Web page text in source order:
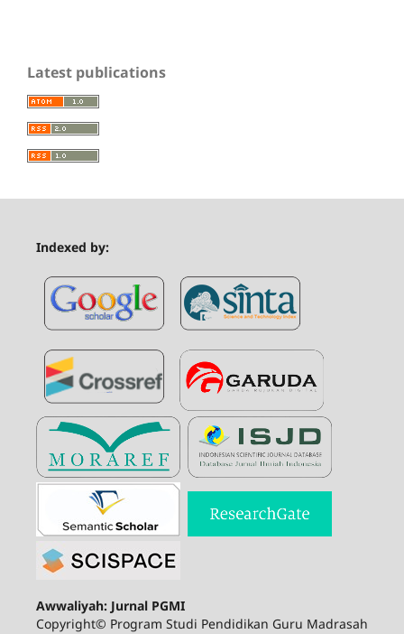
Latest publications
Indexed by:
Awwaliyah: Jurnal PGMI
Copyright© Program Studi Pendidikan Guru Madrasah